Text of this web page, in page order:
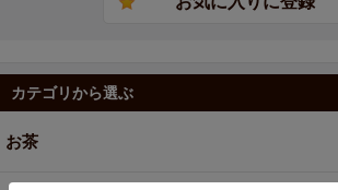
カテゴリから選ぶ
お茶